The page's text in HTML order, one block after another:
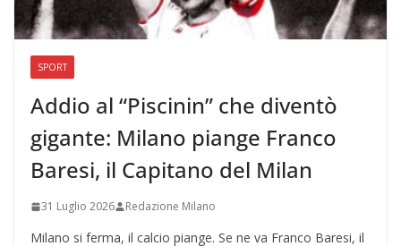
SPORT
Addio al “Piscinin” che diventò
gigante: Milano piange Franco
Baresi, il Capitano del Milan
31 Luglio 2026 Redazione Milano
Milano si ferma, il calcio piange. Se ne va Franco Baresi, il